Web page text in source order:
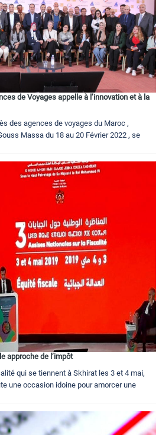
de Voyages appelle à l’innovation et à la
des agences de voyages du Maroc ,
Massa du 18 au 20 Février 2022 , se
approche de l’impôt
qui se tiennent à Skhirat les 3 et 4 mai,
une occasion idoine pour amorcer une